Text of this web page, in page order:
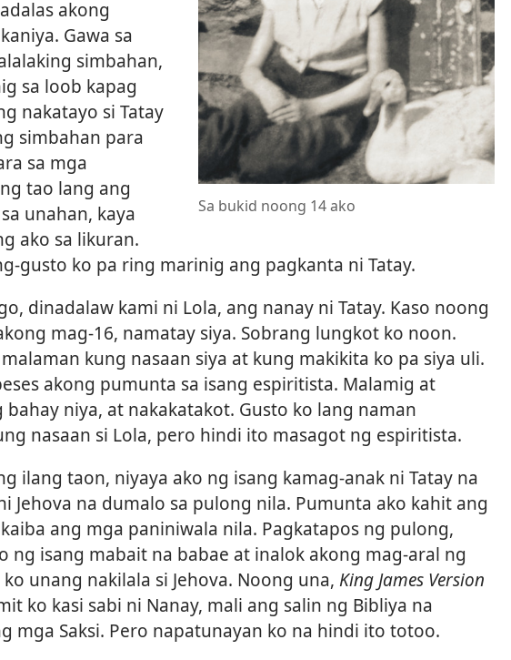
Sa bukid noong 14 ako
akong
Gawa sa
simbahan,
sa loob kapag
nakatayo si Tatay
simbahan para
sa mga
tao lang ang
unahan, kaya
ako sa likuran.
gusto ko pa ring marinig ang pagkanta ni Tatay.
dinadalaw kami ni Lola, ang nanay ni Tatay. Kaso noong
mag-16, namatay siya. Sobrang lungkot ko noon.
kung nasaan siya at kung makikita ko pa siya uli.
akong pumunta sa isang espiritista. Malamig at
niya, at nakakatakot. Gusto ko lang naman
nasaan si Lola, pero hindi ito masagot ng espiritista.
ilang taon, niyaya ako ng isang kamag-anak ni Tatay na
Jehova na dumalo sa pulong nila. Pumunta ako kahit ang
ang mga paniniwala nila. Pagkatapos ng pulong,
ng isang mabait na babae at inalok akong mag-aral ng
unang nakilala si Jehova. Noong una, King James Version
ko kasi sabi ni Nanay, mali ang salin ng Bibliya na
mga Saksi. Pero napatunayan ko na hindi ito totoo.